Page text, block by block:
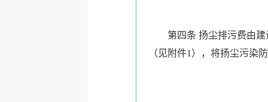
第四条 扬尘排污费由建设
（见附件1），将扬尘污染